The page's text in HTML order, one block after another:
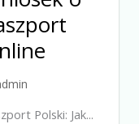
Polski: Jak...